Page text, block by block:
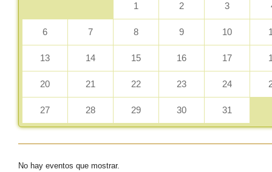
1 2 3
6 7 8 9 10
13 14 15 16 17
20 21 22 23 24
27 28 29 30 31
No hay eventos que mostrar.